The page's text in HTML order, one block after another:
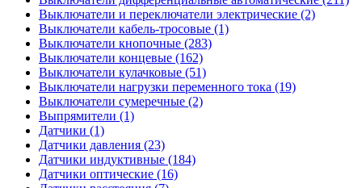
Выключатели и переключатели электрические (2)
Выключатели кабель-тросовые (1)
Выключатели кнопочные (283)
Выключатели концевые (162)
Выключатели кулачковые (51)
Выключатели нагрузки переменного тока (19)
Выключатели сумеречные (2)
Выпрямители (1)
Датчики (1)
Датчики давления (23)
Датчики индуктивные (184)
Датчики оптические (16)